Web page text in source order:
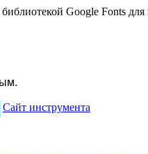
Google Fonts
Сайт инструмента